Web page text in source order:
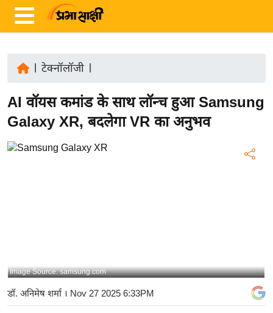
ज़ा
ख
र
ष्ट्री
य
बि
टेक्नॉलॉजी
AI वॉयस कमांड के साथ लॉन्च हुआ Samsung
Galaxy XR, बदलेगा VR का अनुभव
Image Source: samsung.com
डॉ. अनिमेष शर्मा । Nov 27 2025 6:33PM